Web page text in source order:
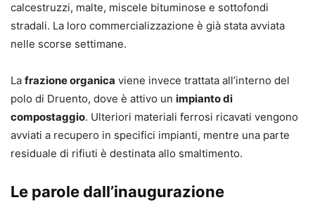
calcestruzzi, malte, miscele bituminose e sottofondi
stradali. La loro commercializzazione è già stata avviata
nelle scorse settimane.
La frazione organica viene invece trattata all’interno del
polo di Druento, dove è attivo un impianto di
compostaggio. Ulteriori materiali ferrosi ricavati vengono
avviati a recupero in specifici impianti, mentre una parte
residuale di rifiuti è destinata allo smaltimento.
Le parole dall’inaugurazione